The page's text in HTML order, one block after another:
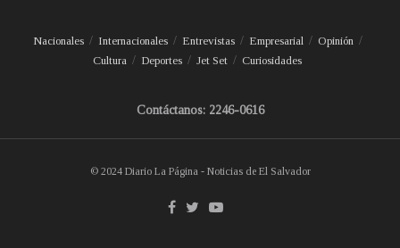
Nacionales Internacionales Entrevistas Empresarial
Opinión
Cultura
Deportes Jet Set Curiosidades
Contáctanos: 2246-0616
© 2024 Diario La Página - Noticias de El Salvador